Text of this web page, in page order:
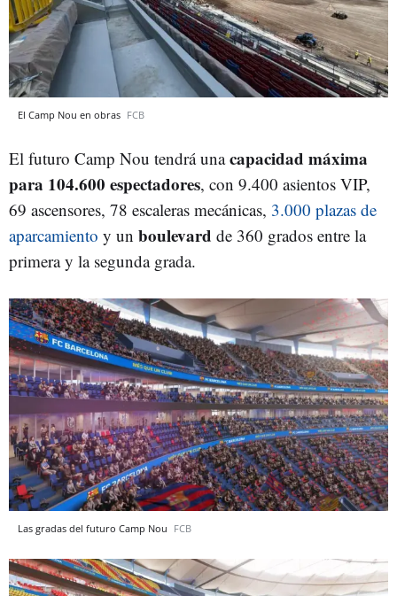
El Camp Nou en obras FCB
El futuro Camp Nou tendrá unacapacidad máxima
para 104.600 espectadores, con 9.400 asientos VIP,
69 ascensores, 78 escaleras mecánicas, 3.000 plazas de
aparcamiento y un boulevard de 360 grados entre la
primera y la segunda grada.
Las gradas del futuro Camp Nou FCB